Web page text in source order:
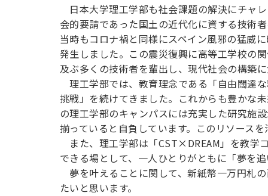
日本大学理工学部も社会課題の解決にチャ
会的要請であった国土の近代化に資する技術
当時もコロナ禍と同様にスペイン風邪の猛威
発生しました。この震災復興に高等工学校の
及ぶ多くの技術者を輩出し、現代社会の構築
理工学部では、教育理念である「自由闊達
挑戦」を続けてきました。これからも豊かな
の理工学部のキャンパスには充実した研究施
揃っていると自負しています。このリソース
また、理工学部は「CST×DREAM」を教学
できる場として、一人ひとりがともに「夢を
夢を叶えることに関して、新紙幣一万円札
たいと思います。